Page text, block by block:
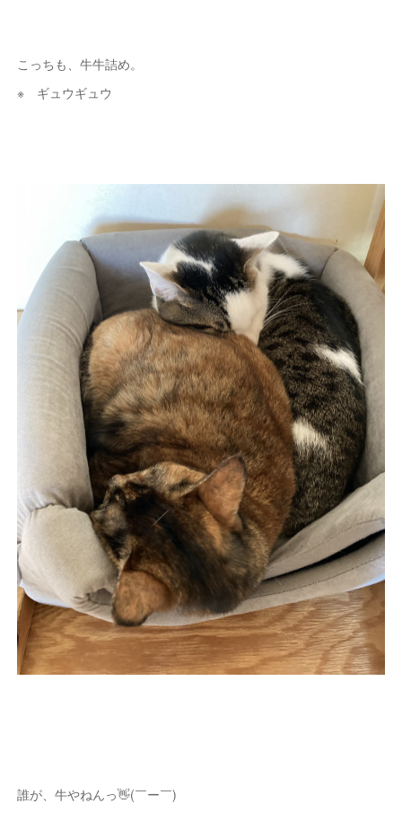
こっちも、牛牛詰め。
※ ギュウギュウ
誰が、牛やねんっ👋(￣ー￣)